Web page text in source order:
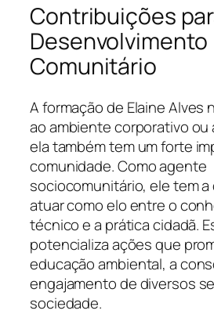
Contribuições
Desenvolvimento
Comunitário
A formação de Elaine Alves
ao ambiente corporativo
ela também tem um forte
comunidade. Como agente
sociocomunitário, ele tem
atuar como elo entre o
técnico e a prática cidadã.
potencializa ações que
educação ambiental, a
engajamento de diversos
sociedade.